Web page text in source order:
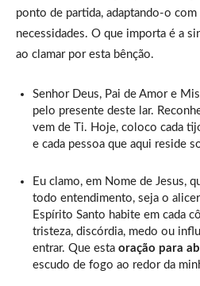
ponto de partida, adaptando-o com
necessidades. O que importa é a
ao clamar por esta bênção.
Senhor Deus, Pai de Amor e
pelo presente deste lar.
vem de Ti. Hoje, coloco cada
e cada pessoa que aqui reside
Eu clamo, em Nome de Jesus,
todo entendimento, seja o
Espírito Santo habite em cada
tristeza, discórdia, medo ou
entrar. Que esta oração para
escudo de fogo ao redor da